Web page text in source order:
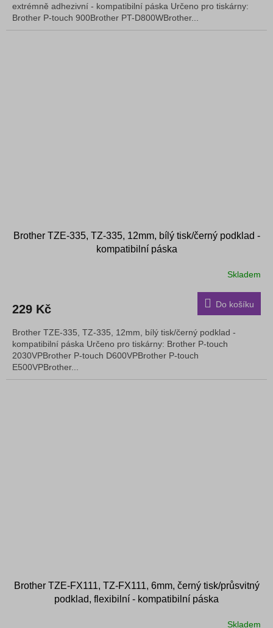
extrémně adhezivní - kompatibilní páska Určeno pro tiskárny:
Brother P-touch 900Brother PT-D800WBrother...
Brother TZE-335, TZ-335, 12mm, bílý tisk/černý podklad -
kompatibilní páska
Skladem
229 Kč Do košíku
Brother TZE-335, TZ-335, 12mm, bílý tisk/černý podklad -
kompatibilní páska Určeno pro tiskárny: Brother P-touch
2030VPBrother P-touch D600VPBrother P-touch
E500VPBrother...
Brother TZE-FX111, TZ-FX111, 6mm, černý tisk/průsvitný
podklad, flexibilní - kompatibilní páska
Skladem